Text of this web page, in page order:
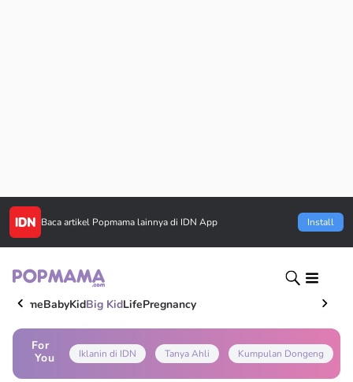
Baca artikel Popmama lainnya di IDN App Install
HomeBabyKidBig KidLifePregnancy
For
You
Iklanin di IDN Tanya Ahli Kumpulan Dongeng